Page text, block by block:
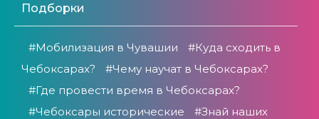
Подборки
#Мобилизация в Чувашии
#Куда сходить в
Чебоксарах?
#Чему научат в Чебоксарах?
#Где провести время в Чебоксарах?
#Чебоксары исторические
#Знай наших